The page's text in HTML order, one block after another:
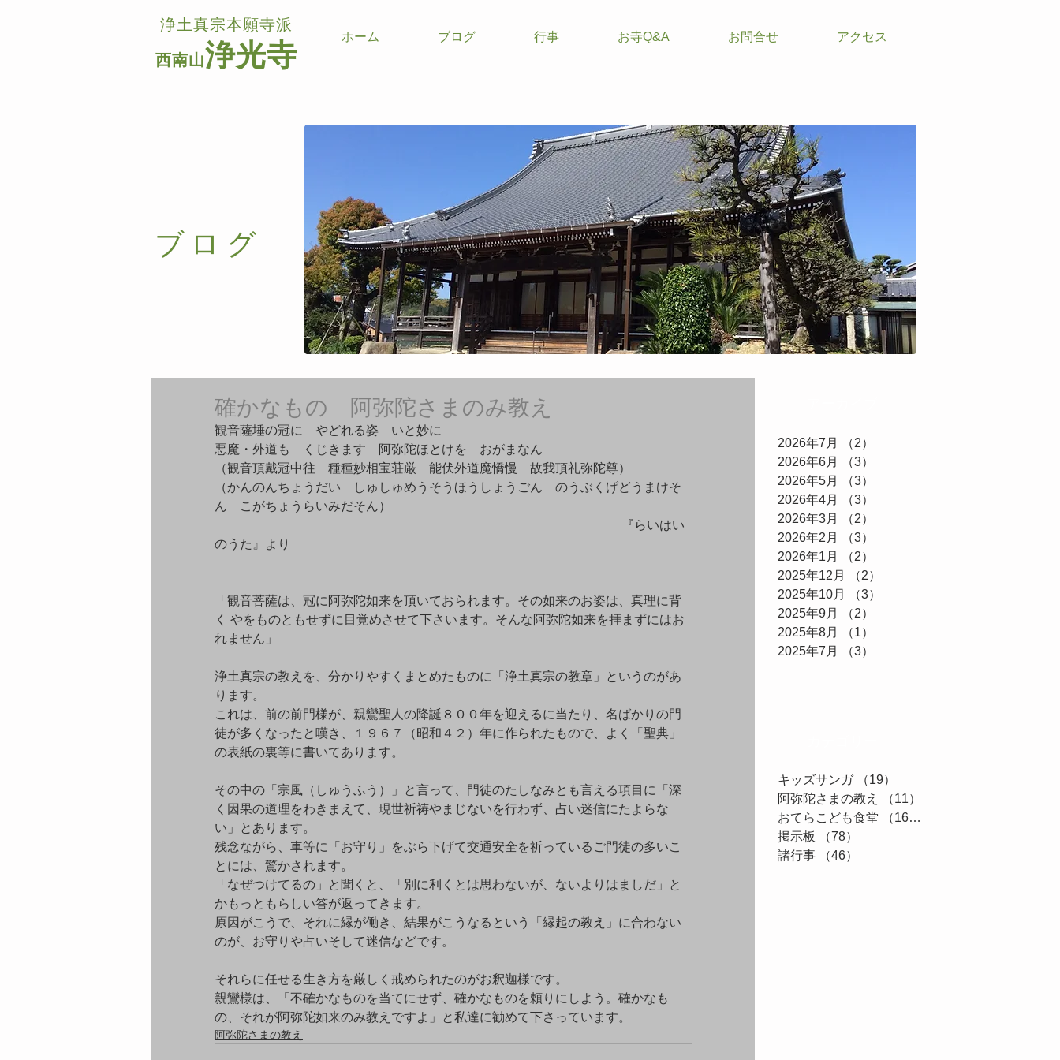
浄土真宗本願寺派
西南山浄光寺
ホーム ブログ 行事 お寺Q&A お問合せ アクセス
​ブログ
確かなもの 阿弥陀さまのみ教え
観音薩埵の冠に　やどれる姿　いと妙に
悪魔・外道も　くじきます　阿弥陀ほとけを　おがまなん
（観音頂戴冠中往　種種妙相宝荘厳　能伏外道魔憍慢　故我頂礼弥陀尊）
（かんのんちょうだい　しゅしゅめうそうほうしょうごん　のうぶくげどうまけそ
ん　こがちょうらいみだそん）
『らいはい
のうた』より
「観音菩薩は、冠に阿弥陀如来を頂いておられます。その如来のお姿は、真理に背
く やをものともせずに目覚めさせて下さいます。そんな阿弥陀如来を拝まずにはお
れません」
浄土真宗の教えを、分かりやすくまとめたものに「浄土真宗の教章」というのがあ
ります。
これは、前の前門様が、親鸞聖人の降誕８００年を迎えるに当たり、名ばかりの門
徒が多くなったと嘆き、１９６７（昭和４２）年に作られたもので、よく「聖典」
の表紙の裏等に書いてあります。
その中の「宗風（しゅうふう）」と言って、門徒のたしなみとも言える項目に「深
く因果の道理をわきまえて、現世祈祷やまじないを行わず、占い迷信にたよらな
い」とあります。
残念ながら、車等に「お守り」をぶら下げて交通安全を祈っているご門徒の多いこ
とには、驚かされます。
「なぜつけてるの」と聞くと、「別に利くとは思わないが、ないよりはましだ」と
かもっともらしい答が返ってきます。
原因がこうで、それに縁が働き、結果がこうなるという「縁起の教え」に合わない
のが、お守りや占いそして迷信などです。
それらに任せる生き方を厳しく戒められたのがお釈迦様です。
親鸞様は、「不確かなものを当てにせず、確かなものを頼りにしよう。確かなも
の、それが阿弥陀如来のみ教えですよ」と私達に勧めて下さっています。
阿弥陀さまの教え
2026年7月 （2）
2026年6月
（3）
2026年5月
（3）
2026年4月
（3）
2026年3月
（2）
2026年2月
（3）
2026年1月
（2）
2025年12月
（2）
2025年10月
（3）
2025年9月
（2）
2025年8月
（1）
2025年7月
（3）
キッズサンガ （19）
阿弥陀さまの教え
（11）
おてらこども食堂
（161）
掲示板
（78）
諸行事
（46）